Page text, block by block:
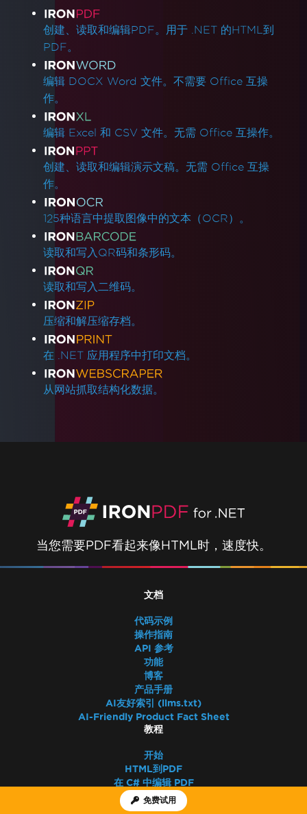
免费试用
产品链接
创建、读取和编辑PDF。用于 .NET 的HTML到
PDF。
编辑 DOCX Word 文件。不需要 Office 互操
作。
编辑 Excel 和 CSV 文件。无需 Office 互操作。
创建、读取和编辑演示文稿。无需 Office 互操
作。
125种语言中提取图像中的文本（OCR）。
读取和写入QR码和条形码。
读取和写入二维码。
压缩和解压缩存档。
在 .NET 应用程序中打印文档。
从网站抓取结构化数据。
当您需要PDF看起来像HTML时，速度快。
文档
代码示例
操作指南
API 参考
功能
博客
产品手册
AI友好索引 (llms.txt)
AI-Friendly Product Fact Sheet
教程
开始
HTML到PDF
在 C# 中编辑 PDF
使用 Chrome 调试 HTML